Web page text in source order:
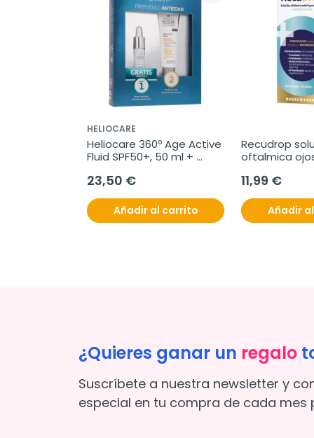
HELIOCARE
Heliocare 360º Age Active
Fluid SPF50+, 50 ml +
Hyaluboost Serum
23,50 €
Añadir al carrito
Recudrop
oftalmica
11,99 €
Añadir
¿Quieres ganar un regalo
Suscríbete a nuestra newsletter y
especial en tu compra de cada mes